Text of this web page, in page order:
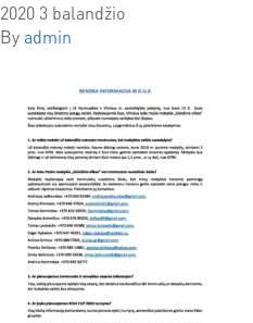
2020 3 balandžio
Byadmin